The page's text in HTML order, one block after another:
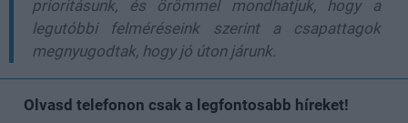
prioritásunk, és örömmel mondhatjuk, hogy a
legutóbbi felméréseink szerint a csapattagok
megnyugodtak, hogy jó úton járunk.
Olvasd telefonon csak a legfontosabb híreket!